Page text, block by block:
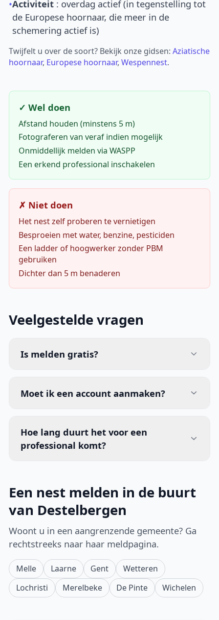
•Activiteit : overdag actief (in tegenstelling tot
de Europese hoornaar, die meer in de
schemering actief is)
Twijfelt u over de soort? Bekijk onze gidsen:Aziatische
hoornaar, Europese hoornaar,Wespennest.
✓ Wel doen
Afstand houden (minstens 5 m)
Fotograferen van veraf indien mogelijk
Onmiddellijk melden via WASPP
Een erkend professional inschakelen
✗ Niet doen
Het nest zelf proberen te vernietigen
Besproeien met water, benzine, pesticiden
Een ladder of hoogwerker zonder PBM
gebruiken
Dichter dan 5 m benaderen
Veelgestelde vragen
Is melden gratis?
Moet ik een account aanmaken?
Hoe lang duurt het voor een
professional komt?
Een nest melden in de buurt
van Destelbergen
Woont u in een aangrenzende gemeente? Ga
rechtstreeks naar haar meldpagina.
Melle Laarne Gent
Wetteren
Lochristi
Merelbeke De Pinte Wichelen